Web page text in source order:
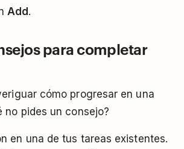
Add.
para completar
cómo progresar en una
no pides un consejo?
en una de tus tareas existentes.